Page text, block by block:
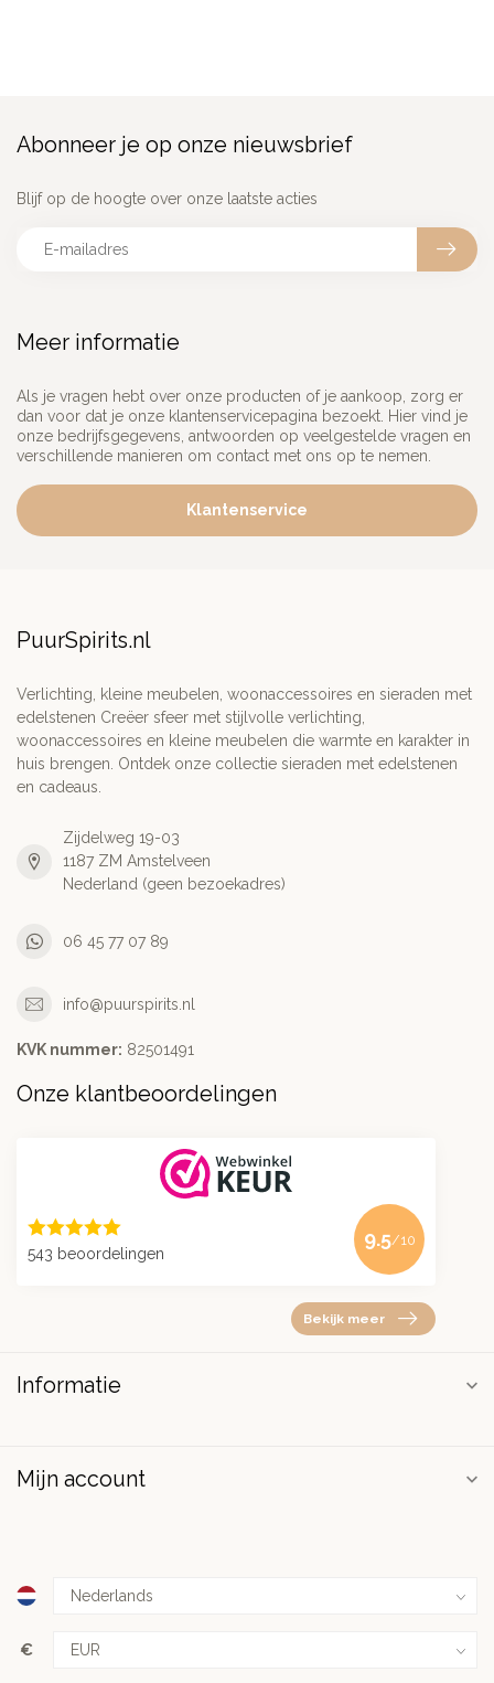
Meer informatie
Als je vragen hebt over onze producten of je aankoop, zorg er
dan voor dat je onze klantenservicepagina bezoekt. Hier vind je
onze bedrijfsgegevens, antwoorden op veelgestelde vragen en
verschillende manieren om contact met ons op te nemen.
Klantenservice
Abonneer je op onze nieuwsbrief
Blijf op de hoogte over onze laatste acties
PuurSpirits.nl
Verlichting, kleine meubelen, woonaccessoires en sieraden met
edelstenen Creëer sfeer met stijlvolle verlichting,
woonaccessoires en kleine meubelen die warmte en karakter in
huis brengen. Ontdek onze collectie sieraden met edelstenen
en cadeaus.
Zijdelweg 19-03
1187 ZM Amstelveen
Nederland (geen bezoekadres)
06 45 77 07 89
info@puurspirits.nl
KVK nummer: 82501491
Onze klantbeoordelingen
543 beoordelingen
9.5/10
Bekijk meer
Informatie
Mijn account
€